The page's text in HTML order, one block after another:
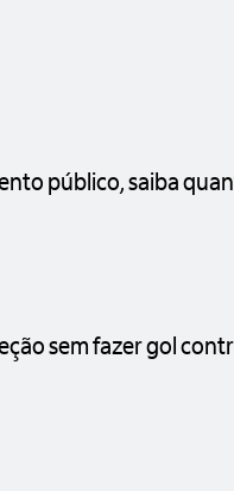
público, saiba
sem fazer gol